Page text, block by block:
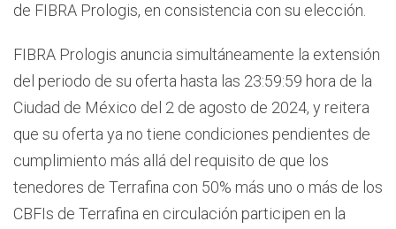
de FIBRA Prologis, en consistencia con su elección.
FIBRA Prologis anuncia simultáneamente la extensión
del periodo de su oferta hasta las 23:59:59 hora de la
Ciudad de México del 2 de agosto de 2024, y reitera
que su oferta ya no tiene condiciones pendientes de
cumplimiento más allá del requisito de que los
tenedores de Terrafina con 50% más uno o más de los
CBFIs de Terrafina en circulación participen en la